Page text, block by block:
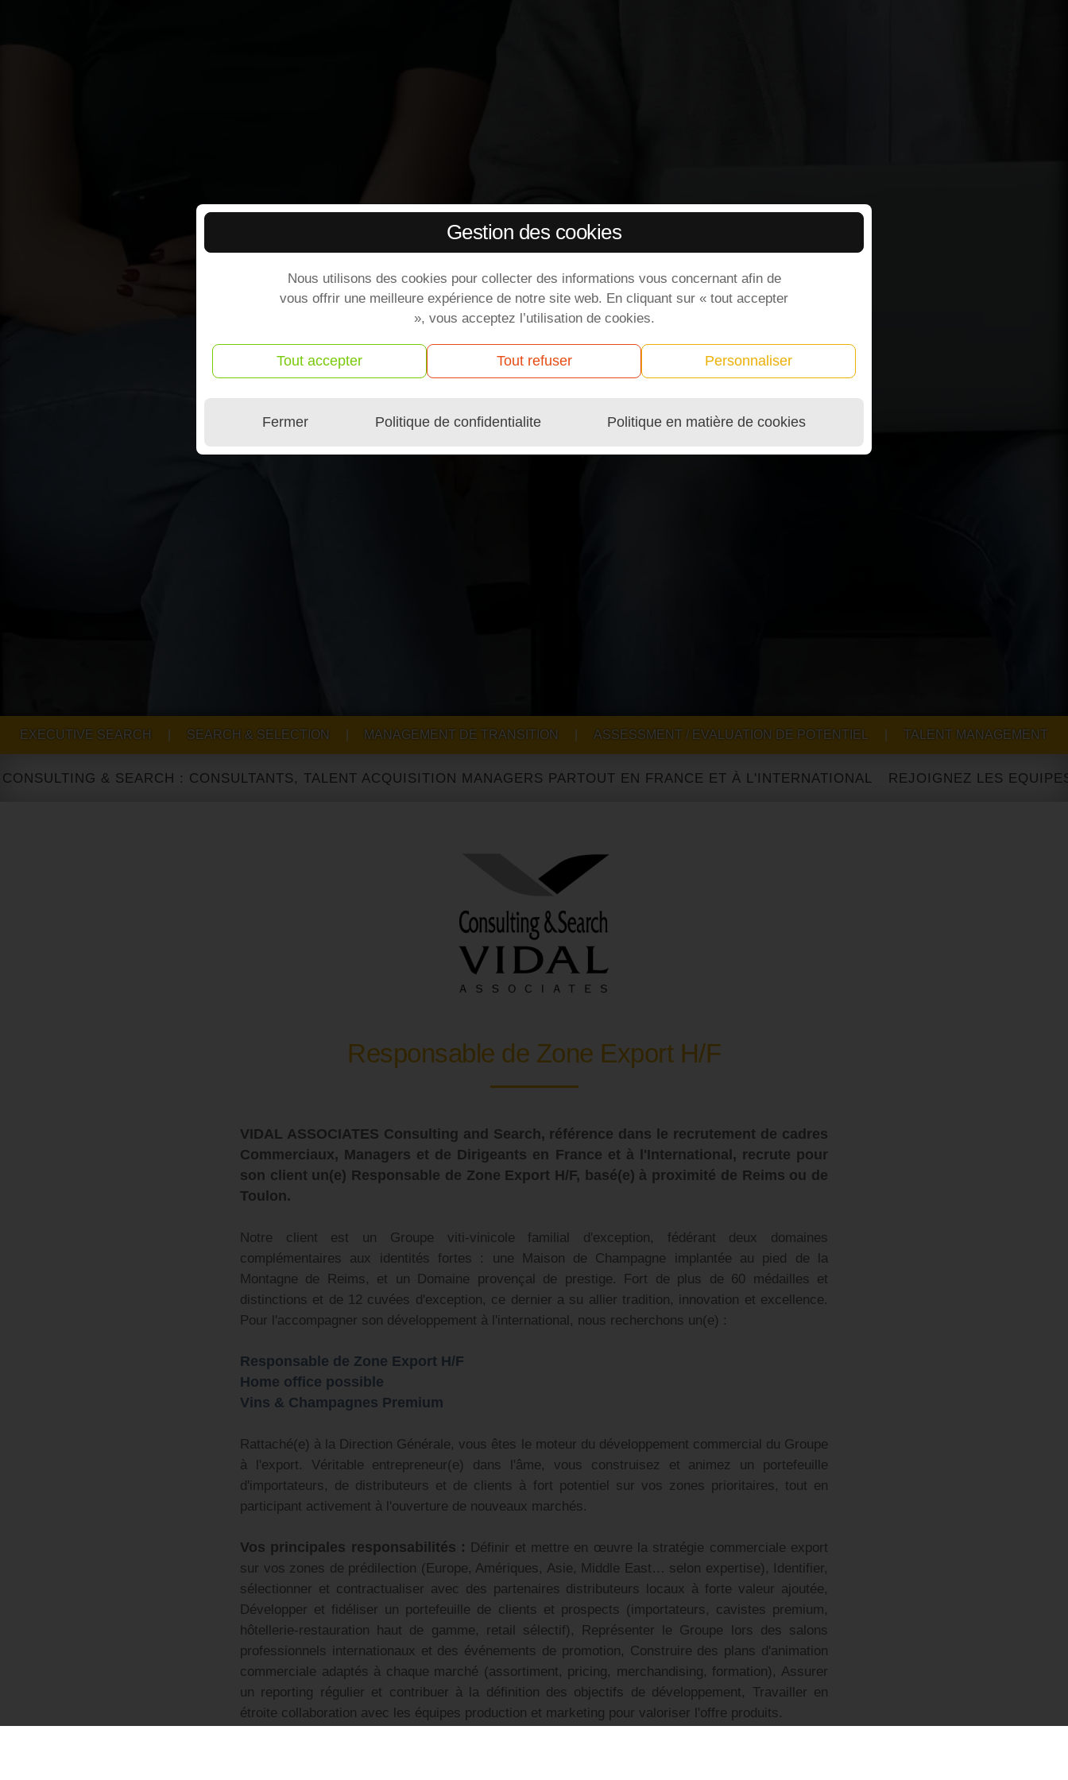
Gestion des cookies
Nous utilisons des cookies pour collecter des informations vous concernant afin de
vous offrir une meilleure expérience de notre site web. En cliquant sur « tout accepter
», vous acceptez l’utilisation de cookies.
Tout accepter Tout refuser Personnaliser
Fermer Politique de confidentialite Politique en matière de cookies
EXECUTIVE SEARCH SEARCH & SELECTION MANAGEMENT DE TRANSITION ASSESSMENT / EVALUATION DE POTENTIEL TALENT MANAGEMENT
& SEARCH : CONSULTANTS, TALENT ACQUISITION MANAGERS PARTOUT EN FRANCE ET À L'INTERNATIONAL
Responsable de Zone Export H/F
VIDAL ASSOCIATES Consulting and Search, référence dans le recrutement de cadres
Commerciaux, Managers et de Dirigeants en France et à l'International, recrute pour
son client un(e) Responsable de Zone Export H/F, basé(e) à proximité de Reims ou de
Toulon.
Notre client est un Groupe viti-vinicole familial d'exception, fédérant deux domaines
complémentaires aux identités fortes : une Maison de Champagne implantée au pied de la
Montagne de Reims, et un Domaine provençal de prestige. Fort de plus de 60 médailles et
distinctions et de 12 cuvées d'exception, ce dernier a su allier tradition, innovation et excellence.
Pour l'accompagner son développement à l'international, nous recherchons un(e) :
Responsable de Zone Export H/F
Home office possible
Vins & Champagnes Premium
Rattaché(e) à la Direction Générale, vous êtes le moteur du développement commercial du Groupe
à l'export. Véritable entrepreneur(e) dans l'âme, vous construisez et animez un portefeuille
d'importateurs, de distributeurs et de clients à fort potentiel sur vos zones prioritaires, tout en
participant activement à l'ouverture de nouveaux marchés.
Vos principales responsabilités : Définir et mettre en œuvre la stratégie commerciale export
sur vos zones de prédilection (Europe, Amériques, Asie, Middle East… selon expertise), Identifier,
sélectionner et contractualiser avec des partenaires distributeurs locaux à forte valeur ajoutée,
Développer et fidéliser un portefeuille de clients et prospects (importateurs, cavistes premium,
hôtellerie-restauration haut de gamme, retail sélectif), Représenter le Groupe lors des salons
professionnels internationaux et des événements de promotion, Construire des plans d'animation
commerciale adaptés à chaque marché (assortiment, pricing, merchandising, formation), Assurer
un reporting régulier et contribuer à la définition des objectifs de développement, Travailler en
étroite collaboration avec les équipes production et marketing pour valoriser l'offre produits.